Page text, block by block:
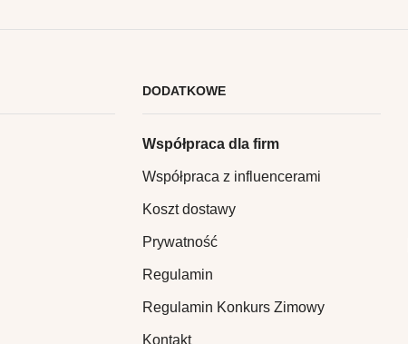
na
DODATKOWE
Współpraca dla firm
Współpraca z influencerami
Koszt dostawy
Prywatność
Regulamin
Regulamin Konkurs Zimowy
Kontakt